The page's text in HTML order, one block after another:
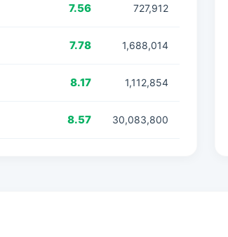
7.56 727,912
7.78 1,688,014
8.17 1,112,854
8.57 30,083,800